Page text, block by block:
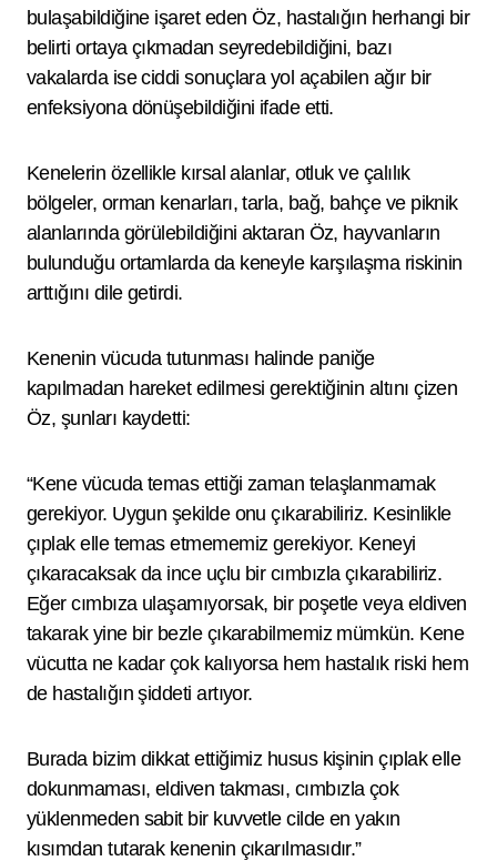
bulaşabildiğine işaret eden Öz, hastalığın herhangi bir
belirti ortaya çıkmadan seyredebildiğini, bazı
vakalarda ise ciddi sonuçlara yol açabilen ağır bir
enfeksiyona dönüşebildiğini ifade etti.
Kenelerin özellikle kırsal alanlar, otluk ve çalılık
bölgeler, orman kenarları, tarla, bağ, bahçe ve piknik
alanlarında görülebildiğini aktaran Öz, hayvanların
bulunduğu ortamlarda da keneyle karşılaşma riskinin
arttığını dile getirdi.
Kenenin vücuda tutunması halinde paniğe
kapılmadan hareket edilmesi gerektiğinin altını çizen
Öz, şunları kaydetti:
“Kene vücuda temas ettiği zaman telaşlanmamak
gerekiyor. Uygun şekilde onu çıkarabiliriz. Kesinlikle
çıplak elle temas etmememiz gerekiyor. Keneyi
çıkaracaksak da ince uçlu bir cımbızla çıkarabiliriz.
Eğer cımbıza ulaşamıyorsak, bir poşetle veya eldiven
takarak yine bir bezle çıkarabilmemiz mümkün. Kene
vücutta ne kadar çok kalıyorsa hem hastalık riski hem
de hastalığın şiddeti artıyor.
Burada bizim dikkat ettiğimiz husus kişinin çıplak elle
dokunmaması, eldiven takması, cımbızla çok
yüklenmeden sabit bir kuvvetle cilde en yakın
kısımdan tutarak kenenin çıkarılmasıdır.”